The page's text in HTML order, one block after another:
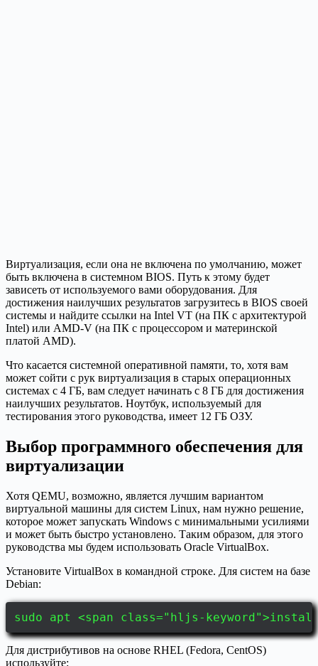
Виртуализация, если она не включена по умолчанию, может
быть включена в системном BIOS. Путь к этому будет
зависеть от используемого вами оборудования. Для
достижения наилучших результатов загрузитесь в BIOS своей
системы и найдите ссылки на Intel VT (на ПК с архитектурой
Intel) или AMD-V (на ПК с процессором и материнской
платой AMD).
Что касается системной оперативной памяти, то, хотя вам
может сойти с рук виртуализация в старых операционных
системах с 4 ГБ, вам следует начинать с 8 ГБ для достижения
наилучших результатов. Ноутбук, используемый для
тестирования этого руководства, имеет 12 ГБ ОЗУ.
Выбор программного обеспечения для
виртуализации
Хотя QEMU, возможно, является лучшим вариантом
виртуальной машины для систем Linux, нам нужно решение,
которое может запускать Windows с минимальными усилиями
и может быть быстро установлено. Таким образом, для этого
руководства мы будем использовать Oracle VirtualBox.
Установите VirtualBox в командной строке. Для систем на базе
Debian:
sudo apt <span class="hljs-
Для дистрибутивов на основе RHEL (Fedora, CentOS)
используйте: